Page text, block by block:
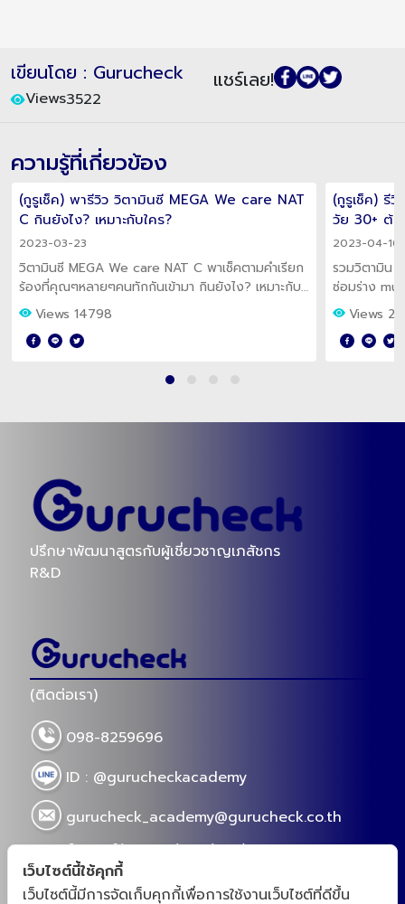
เขียนโดย : Gurucheck แชร์เลย!
ความรู้ที่เกี่ยวข้อง
(กูรูเช็ค) พารีวิว วิตามินซี MEGA We care NAT
C กินยังไง? เหมาะกับใคร?
ใคร?Views 14798
ปรึกษาพัฒนาสูตรกับผู้เชี่ยวชาญเภสัชกร
เว็บไซต์นี้ใช้คุกกี้
เว็บไซต์นี้มีการจัดเก็บคุกกี้เพื่อการใช้งานเว็บไซต์ที่ดีขึ้น